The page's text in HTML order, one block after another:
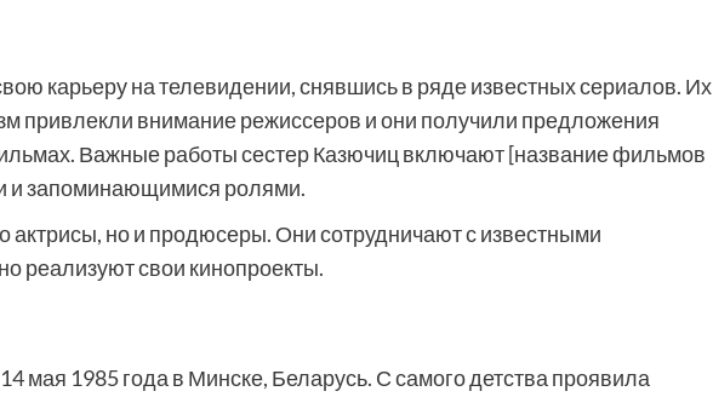
карьеру на телевидении, снявшись в ряде известных сериалов. Их
привлекли внимание режиссеров и они получили предложения
Важные работы сестер Казючиц включают [название фильмов
и запоминающимися ролями.
актрисы, но и продюсеры. Они сотрудничают с известными
реализуют свои кинопроекты.
мая 1985 года в Минске, Беларусь. С самого детства проявила